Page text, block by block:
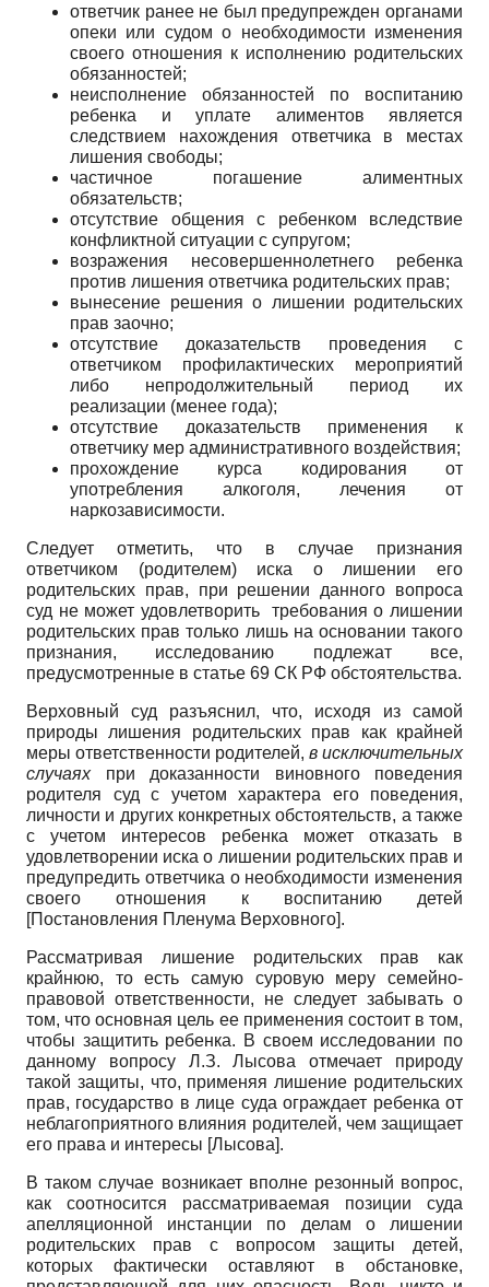
ответчик ранее не был предупрежден органами
опеки или судом о необходимости изменения
своего отношения к исполнению родительских
обязанностей;
неисполнение обязанностей по воспитанию
ребенка и уплате алиментов является
следствием нахождения ответчика в местах
лишения свободы;
частичное погашение алиментных
обязательств;
отсутствие общения с ребенком вследствие
конфликтной ситуации с супругом;
возражения несовершеннолетнего ребенка
против лишения ответчика родительских прав;
вынесение решения о лишении родительских
прав заочно;
отсутствие доказательств проведения с
ответчиком профилактических мероприятий
либо непродолжительный период их
реализации (менее года);
отсутствие доказательств применения к
ответчику мер административного воздействия;
прохождение курса кодирования от
употребления алкоголя, лечения от
наркозависимости.
Следует отметить, что в случае признания
ответчиком (родителем) иска о лишении его
родительских прав, при решении данного вопроса
суд не может удовлетворить требования о лишении
родительских прав только лишь на основании такого
признания, исследованию подлежат все,
предусмотренные в статье 69 СК РФ обстоятельства.
Верховный суд разъяснил, что, исходя из самой
природы лишения родительских прав как крайней
меры ответственности родителей, в исключительных
случаяхпри доказанности виновного поведения
родителя суд с учетом характера его поведения,
личности и других конкретных обстоятельств, а также
с учетом интересов ребенка может отказать в
удовлетворении иска о лишении родительских прав и
предупредить ответчика о необходимости изменения
своего отношения к воспитанию детей
[Постановления Пленума Верховного].
Рассматривая лишение родительских прав как
крайнюю, то есть самую суровую меру семейно-
правовой ответственности, не следует забывать о
том, что основная цель ее применения состоит в том,
чтобы защитить ребенка. В своем исследовании по
данному вопросу Л.З. Лысова отмечает природу
такой защиты, что, применяя лишение родительских
прав, государство в лице суда ограждает ребенка от
неблагоприятного влияния родителей, чем защищает
его права и интересы [Лысова].
В таком случае возникает вполне резонный вопрос,
как соотносится рассматриваемая позиции суда
апелляционной инстанции по делам о лишении
родительских прав с вопросом защиты детей,
которых фактически оставляют в обстановке,